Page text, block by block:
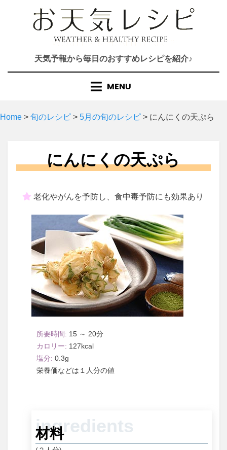
天気予報から毎日のおすすめレシピを紹介♪
MENU
Home > 旬のレシピ > 5月の旬のレシピ > にんにくの天ぷら
にんにくの天ぷら
老化やがんを予防し、食中毒予防にも効果あり
15 ～ 20
127
0.3
１人分
材料